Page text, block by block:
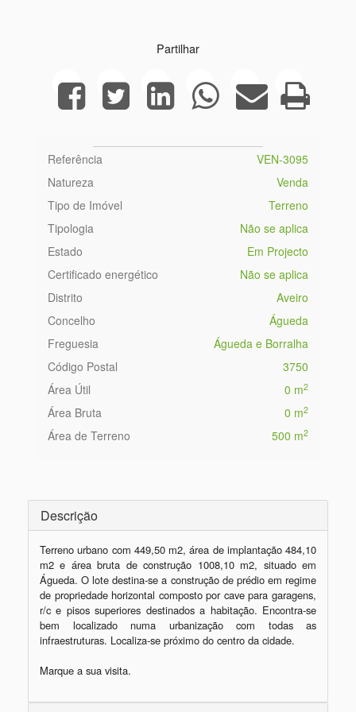
Partilhar
Referência
VEN-3095
Natureza
Venda
Tipo de Imóvel
Terreno
Tipologia
Não se aplica
Estado
Em Projecto
Certificado energético
Não se aplica
Distrito
Aveiro
Concelho
Águeda
Freguesia
Águeda e Borralha
Código Postal
3750
Área Útil
0 m2
Área Bruta 0 m2
Área de Terreno 500 m2
Descrição
Terreno urbano com 449,50 m2, área de implantação 484,10
m2 e área bruta de construção 1008,10 m2, situado em
Águeda. O lote destina-se a construção de prédio em regime
de propriedade horizontal composto por cave para garagens,
r/c e pisos superiores destinados a habitação. Encontra-se
bem localizado numa urbanização com todas as
infraestruturas. Localiza-se próximo do centro da cidade.
Marque a sua visita.